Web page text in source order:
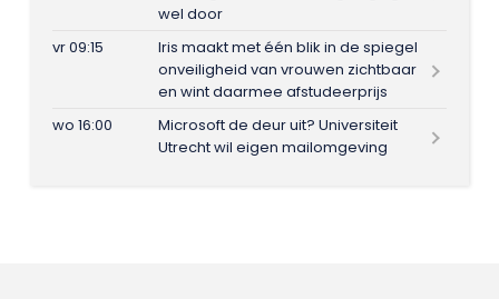
wel door
vr 09:15
Iris maakt met één blik in de spiegel
onveiligheid van vrouwen zichtbaar
en wint daarmee afstudeerprijs
wo 16:00
Microsoft de deur uit? Universiteit
Utrecht wil eigen mailomgeving